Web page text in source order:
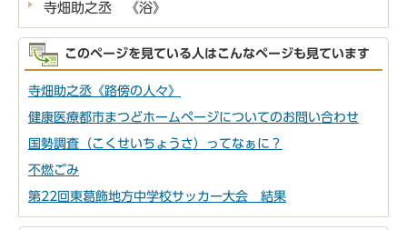
寺畑助之丞 《浴》
このページを見ている人はこんなページも見ています
寺畑助之丞《路傍の人々》
健康医療都市まつどホームページについてのお問い合わせ
国勢調査（こくせいちょうさ）ってなぁに？
不燃ごみ
第22回東葛飾地方中学校サッカー大会 結果